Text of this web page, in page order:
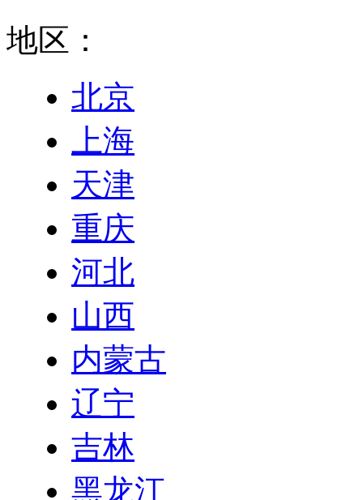
地区：
北京
上海
天津
重庆
河北
山西
内蒙古
辽宁
吉林
黑龙江